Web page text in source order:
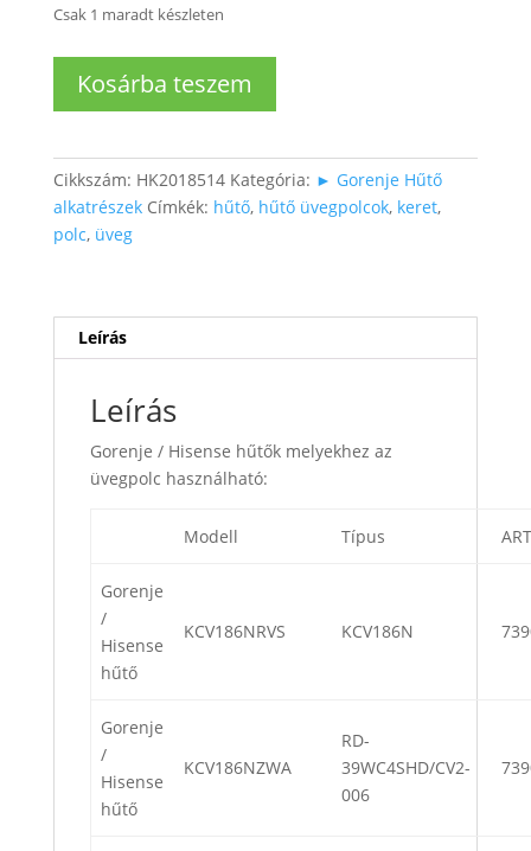
Csak 1 maradt készleten
üvegpolc
mennyiség
Kosárba teszem
Cikkszám: HK2018514 Kategória: ► Gorenje Hűtő
alkatrészek Címkék: hűtő, hűtő üvegpolcok, keret,
polc, üveg
Leírás
Leírás
Gorenje / Hisense hűtők melyekhez az
üvegpolc használható:
Modell Típus
Gorenje
/
Hisense
hűtő
KCV186NRVS KCV186N
Gorenje
/
Hisense
hűtő
KCV186NZWA
RD-
39WC4SHD/CV2-
006